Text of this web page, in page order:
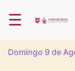
☰
Domingo 9 de